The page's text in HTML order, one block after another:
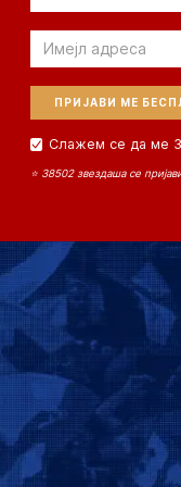
Email
Слажем се да ме
⭐ 38502 звездаша се